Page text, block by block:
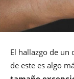
El hallazgo de un
de este es algo